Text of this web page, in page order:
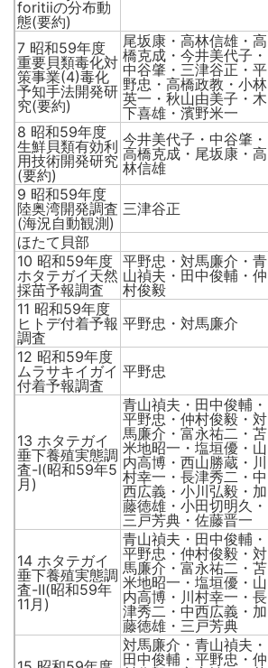
foritiiの分布動
態(要約)
7 昭和59年度
重要貝類毒化対
策事業(4)毒化
予知手法開発研
究(要約)
尾坂康・高林信雄・高
橋克成・今井美代子・
中谷肇・三津谷正・平
野忠・高橋政教・小林
英一・秋山由美子・木
下喜雄・濱野米一
8 昭和59年度
生鮮貝類有効利
用技術開発研究
(要約)
今井美代子・中谷肇・
高橋克成・尾坂康・高
林信雄
9 昭和59年度
陸奥湾開発調査
(海況自動観測)
三津谷正
ほたて貝部
10 昭和59年度
ホタテガイ天然
採苗予報調査
平野忠・対馬廉介・青
山禎夫・田中俊輔・仲
村俊毅
11 昭和59年度
ヒトデ付着予報
調査
平野忠・対馬廉介
12 昭和59年度
ムラサキイガイ
付着予報調査
平野忠
13 ホタテガイ
垂下養殖実態調
査-Ⅰ(昭和59年5
月)
青山禎夫・田中俊輔・
平野忠・仲村俊毅・対
馬廉介・富永祐二・苫
米地昭一・塩垣優・山
内高博・西山勝蔵・川
村幸一・長津秀二・中
西広義・小川弘毅・加
藤徳雄・小田切明久・
三戸芳典・佐藤晋一
14 ホタテガイ
垂下養殖実態調
査-Ⅱ(昭和59年
11月)
青山禎夫・田中俊輔・
平野忠・仲村俊毅・対
馬廉介・富永祐二・苫
米地昭一・塩垣優・山
内高博・川村幸一・長
津秀二・中西広義・加
藤徳雄・三戸芳典
対馬廉介・青山禎夫・
田中俊輔・平野忠・仲